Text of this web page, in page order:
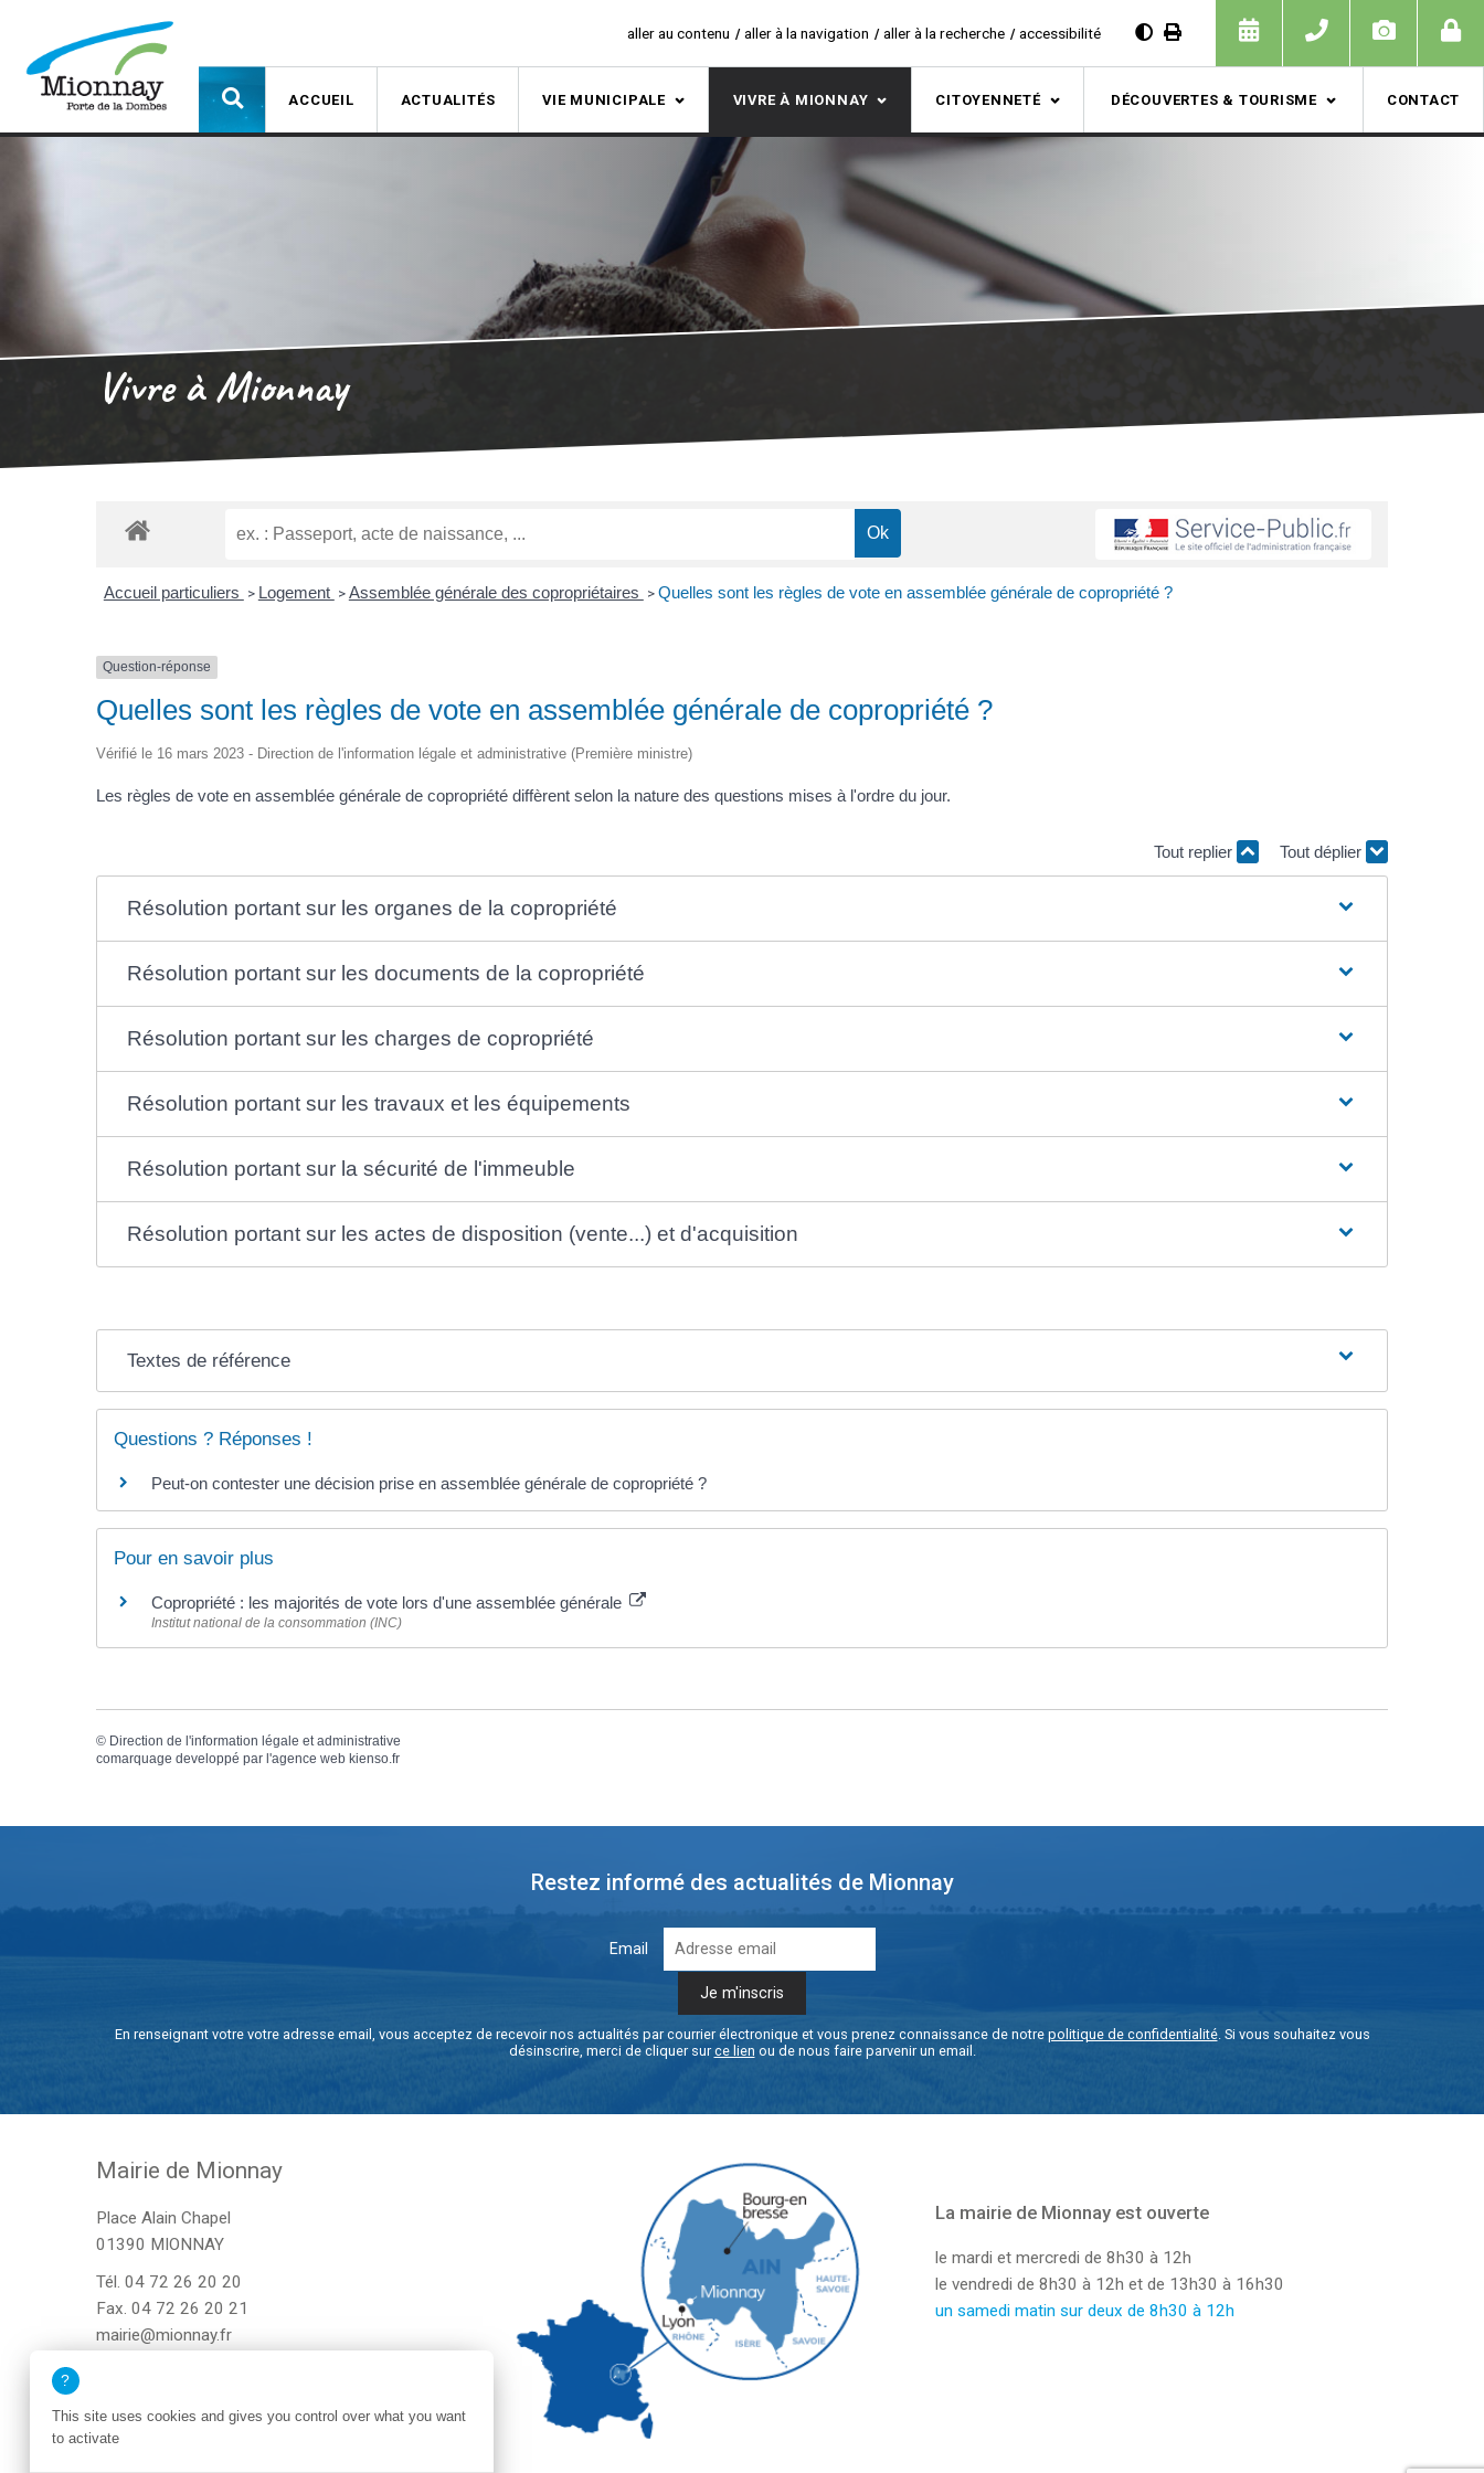
aller au contenu aller à la navigation aller à la recherche accessibilité
ACCUEIL ACTUALITÉS VIE MUNICIPALE VIVRE À MIONNAY CITOYENNETÉ DÉCOUVERTES & TOURISME CONTACT
Vivre à Mionnay
Accueil particuliers > Logement > Assemblée générale des copropriétaires > Quelles sont les règles de vote en assemblée générale de copropriété ?
Question-réponse
Quelles sont les règles de vote en assemblée générale de copropriété ?
Vérifié le 16 mars 2023 - Direction de l'information légale et administrative (Première ministre)
Les règles de vote en assemblée générale de copropriété diffèrent selon la nature des questions mises à l'ordre du jour.
Tout replier Tout déplier
Résolution portant sur les organes de la copropriété
Résolution portant sur les documents de la copropriété
Résolution portant sur les charges de copropriété
Résolution portant sur les travaux et les équipements
Résolution portant sur la sécurité de l'immeuble
Résolution portant sur les actes de disposition (vente...) et d'acquisition
Textes de référence
Questions ? Réponses !
Peut-on contester une décision prise en assemblée générale de copropriété ?
Pour en savoir plus
Copropriété : les majorités de vote lors d'une assemblée générale
Institut national de la consommation (INC)
© Direction de l'information légale et administrative
comarquage developpé par l'agence web kienso.fr
Restez informé des actualités de Mionnay
Email
En renseignant votre votre adresse email, vous acceptez de recevoir nos actualités par courrier électronique et vous prenez connaissance de notre politique de confidentialité. Si vous souhaitez vous
désinscrire, merci de cliquer surce lien ou de nous faire parvenir un email.
Mairie de Mionnay
Place Alain Chapel
01390 MIONNAY
Tél.04 72 26 20 20
Fax. 04 72 26 20 21
mairie@mionnay.fr
La mairie de Mionnay est ouverte
le mardi et mercredi de 8h30 à 12h
le vendredi de 8h30 à 12h et de 13h30 à 16h30
un samedi matin sur deux de 8h30 à 12h
This site uses cookies and gives you control over what you want
to activate